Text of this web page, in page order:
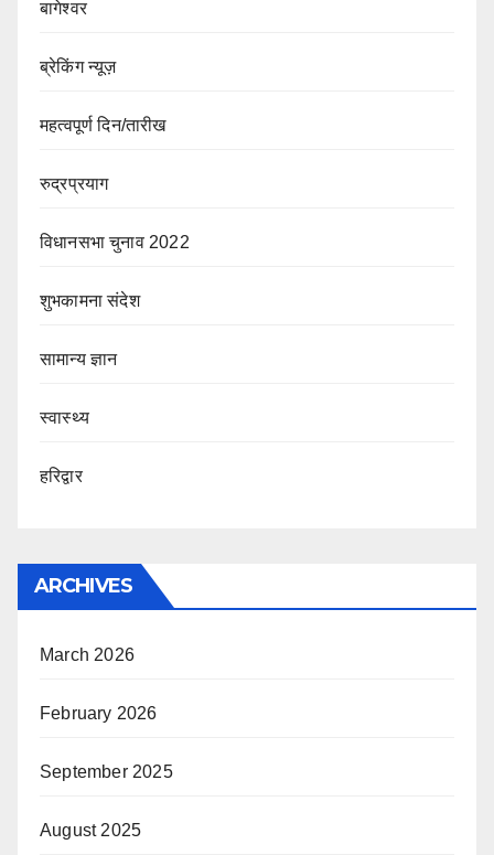
बागेश्वर
ब्रेकिंग न्यूज़
महत्वपूर्ण दिन/तारीख
रुद्रप्रयाग
विधानसभा चुनाव 2022
शुभकामना संदेश
सामान्य ज्ञान
स्वास्थ्य
हरिद्वार
ARCHIVES
March 2026
February 2026
September 2025
August 2025